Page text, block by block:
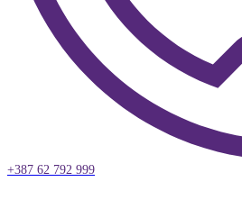
+387 62 792 999